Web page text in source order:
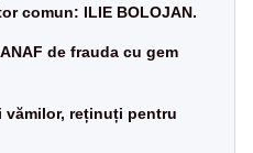
comun: ILIE BOLOJAN.
de frauda cu gem
reținuți pentru